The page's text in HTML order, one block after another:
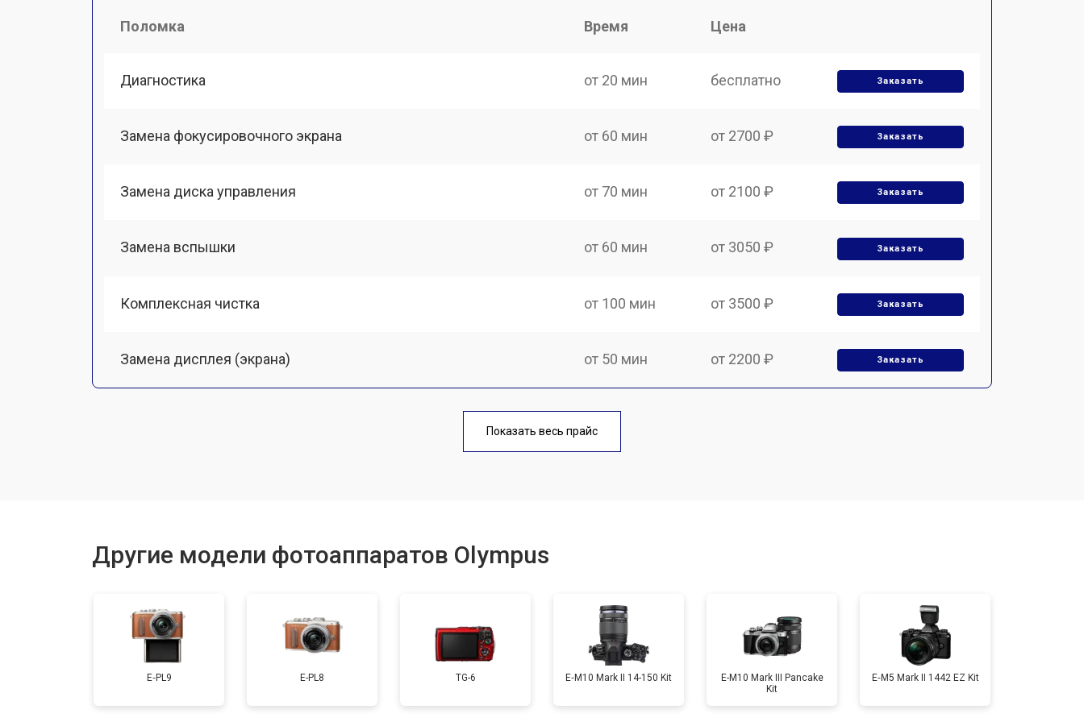
Поломка Время Цена
Диагностика от 20 мин бесплатно Заказать
Замена фокусировочного экрана от 60 мин от 2700 ₽ Заказать
Замена диска управления от 70 мин от 2100 ₽ Заказать
Замена вспышки от 60 мин от 3050 ₽ Заказать
Комплексная чистка от 100 мин от 3500 ₽ Заказать
Замена дисплея (экрана) от 50 мин от 2200 ₽ Заказать
от 80 мин
Замена затвора от 80 мин от 2300 ₽ Заказать
от 4300 ₽
Показать весь прайс
Другие модели фотоаппаратов Olympus
E‑PL9 E-PL8 TG-6 E‑M10 Mark II 14-150 Kit
E-M10 Mark III Pancake
Kit
E‑M5 Mark II 1442 EZ Kit